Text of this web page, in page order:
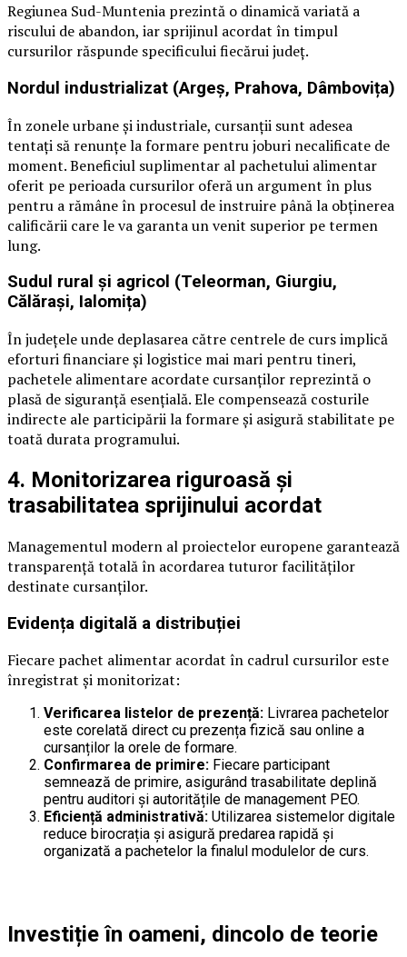
Regiunea Sud-Muntenia prezintă o dinamică variată a
riscului de abandon, iar sprijinul acordat în timpul
cursurilor răspunde specificului fiecărui județ.
Nordul industrializat (Argeș, Prahova, Dâmbovița)
În zonele urbane și industriale, cursanții sunt adesea
tentați să renunțe la formare pentru joburi necalificate de
moment. Beneficiul suplimentar al pachetului alimentar
oferit pe perioada cursurilor oferă un argument în plus
pentru a rămâne în procesul de instruire până la obținerea
calificării care le va garanta un venit superior pe termen
lung.
Sudul rural și agricol (Teleorman, Giurgiu,
Călărași, Ialomița)
În județele unde deplasarea către centrele de curs implică
eforturi financiare și logistice mai mari pentru tineri,
pachetele alimentare acordate cursanților reprezintă o
plasă de siguranță esențială. Ele compensează costurile
indirecte ale participării la formare și asigură stabilitate pe
toată durata programului.
4. Monitorizarea riguroasă și
trasabilitatea sprijinului acordat
Managementul modern al proiectelor europene garantează
transparență totală în acordarea tuturor facilităților
destinate cursanților.
Evidența digitală a distribuției
Fiecare pachet alimentar acordat în cadrul cursurilor este
înregistrat și monitorizat:
Verificarea listelor de prezență: Livrarea pachetelor
este corelată direct cu prezența fizică sau online a
cursanților la orele de formare.
Confirmarea de primire: Fiecare participant
semnează de primire, asigurând trasabilitate deplină
pentru auditori și autoritățile de management PEO.
Eficiență administrativă: Utilizarea sistemelor digitale
reduce birocrația și asigură predarea rapidă și
organizată a pachetelor la finalul modulelor de curs.
Investiție în oameni, dincolo de teorie